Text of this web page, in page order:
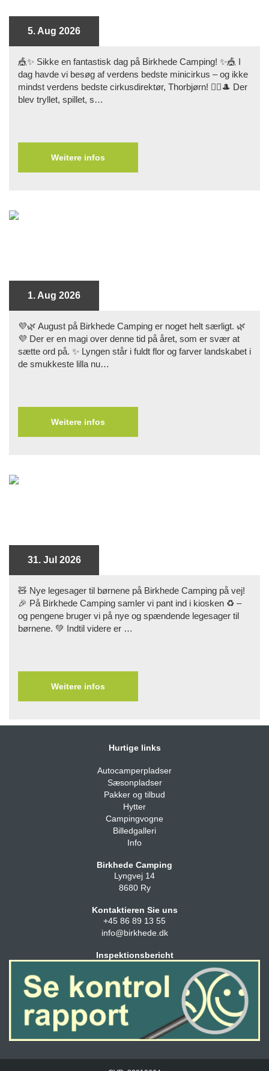
5. Aug 2026
🎪✨ Sikke en fantastisk dag på Birkhede Camping! ✨🎪 I
dag havde vi besøg af verdens bedste minicirkus – og ikke
mindst verdens bedste cirkusdirektør, Thorbjørn! 🤹‍♂️🎩 Der
blev tryllet, spillet, s…
Weitere infos
1. Aug 2026
💜🌿 August på Birkhede Camping er noget helt særligt. 🌿
💜 Der er en magi over denne tid på året, som er svær at
sætte ord på. ✨ Lyngen står i fuldt flor og farver landskabet i
de smukkeste lilla nu…
Weitere infos
31. Jul 2026
🧸 Nye legesager til børnene på Birkhede Camping på vej!
🎉 På Birkhede Camping samler vi pant ind i kiosken ♻️ –
og pengene bruger vi på nye og spændende legesager til
børnene. 💚 Indtil videre er …
Weitere infos
Hurtige links
Autocamperpladser
Sæsonpladser
Pakker og tilbud
Hytter
Campingvogne
Billedgalleri
Info
Birkhede Camping
Lyngvej 14
8680 Ry
Kontaktieren Sie uns
+45 86 89 13 55
info@birkhede.dk
Inspektionsbericht